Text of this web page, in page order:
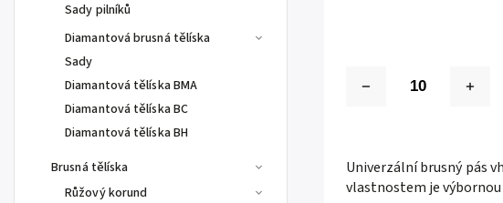
Sady pilníků
Diamantová brusná tělíska
Sady
Diamantová tělíska BMA
Diamantová tělíska BC
Diamantová tělíska BH
Brusná tělíska
Růžový korund
Univerzální brusný pás
vlastnostem je